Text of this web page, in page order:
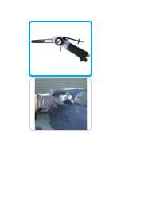
View larger image